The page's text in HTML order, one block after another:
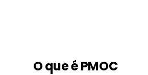
O que é PMOC